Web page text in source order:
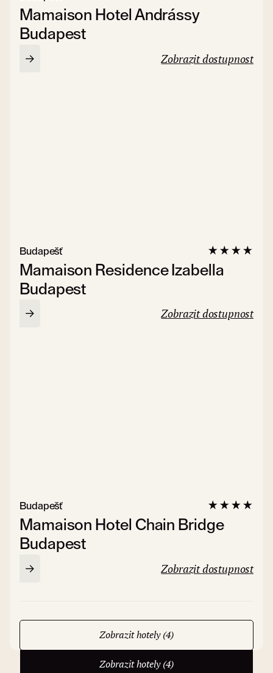
Mamaison Hotel Andrássy
Budapest
Zobrazit dostupnost
Mamaison Residence Izabella
Budapest
Budapešť
Zobrazit dostupnost
Mamaison Hotel Chain Bridge
Budapest
Budapešť
Zobrazit dostupnost
Zobrazit hotely (4)
Zobrazit hotely (4)